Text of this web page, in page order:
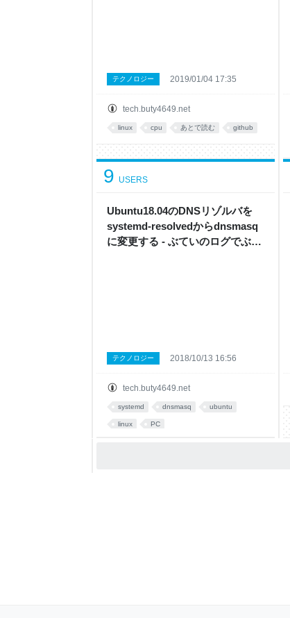
tech.buty4649.net
テクノロジー 2019/01/04 17:35
linux cpu あとで読む github
Ubuntu18.04のDNSリゾルバを
systemd-resolvedからdnsmasq
に変更する - ぶていのログでぶロ
9 USERS
tech.buty4649.net
テクノロジー 2018/10/13 16:56
systemd dnsmasq ubuntu
linux PC